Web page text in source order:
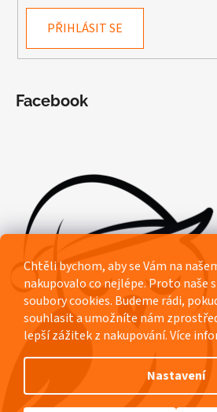
Chtěli bychom, aby se Vám na
nakupovalo co nejlépe. Proto naše
soubory cookies. Budeme rádi,
souhlasit a umožníte nám
lepší zážitek z nakupování.Více
Nastavení
PŘIHLÁSIT SE
Facebook